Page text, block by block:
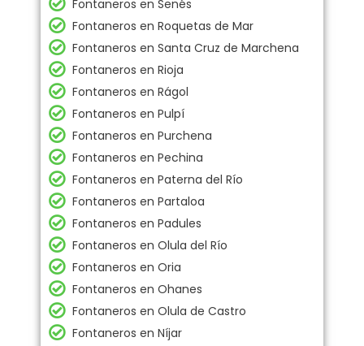
Fontaneros en Senés
Fontaneros en Roquetas de Mar
Fontaneros en Santa Cruz de Marchena
Fontaneros en Rioja
Fontaneros en Rágol
Fontaneros en Pulpí
Fontaneros en Purchena
Fontaneros en Pechina
Fontaneros en Paterna del Río
Fontaneros en Partaloa
Fontaneros en Padules
Fontaneros en Olula del Río
Fontaneros en Oria
Fontaneros en Ohanes
Fontaneros en Olula de Castro
Fontaneros en Níjar